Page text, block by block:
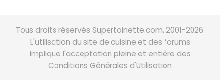
Tous droits réservés Supertoinette.com, 2001-2026.
L'utilisation du site de cuisine et des forums
implique l'acceptation pleine et entière des
Conditions Générales d'Utilisation